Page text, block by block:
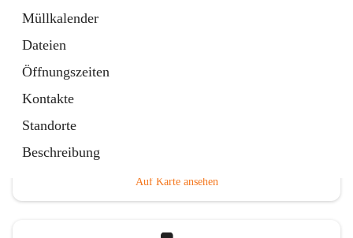
Müllkalender
Dateien
Öffnungszeiten
Kontakte
Standorte
Beschreibung
Auf Karte ansehen